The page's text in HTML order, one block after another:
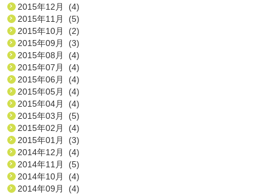
2015年12月 (4)
2015年11月 (5)
2015年10月 (2)
2015年09月 (3)
2015年08月 (4)
2015年07月 (4)
2015年06月 (4)
2015年05月 (4)
2015年04月 (4)
2015年03月 (5)
2015年02月 (4)
2015年01月 (3)
2014年12月 (4)
2014年11月 (5)
2014年10月 (4)
2014年09月 (4)